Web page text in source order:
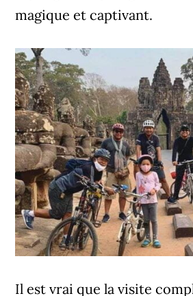
magique et captivant.
Il est vrai que la visite